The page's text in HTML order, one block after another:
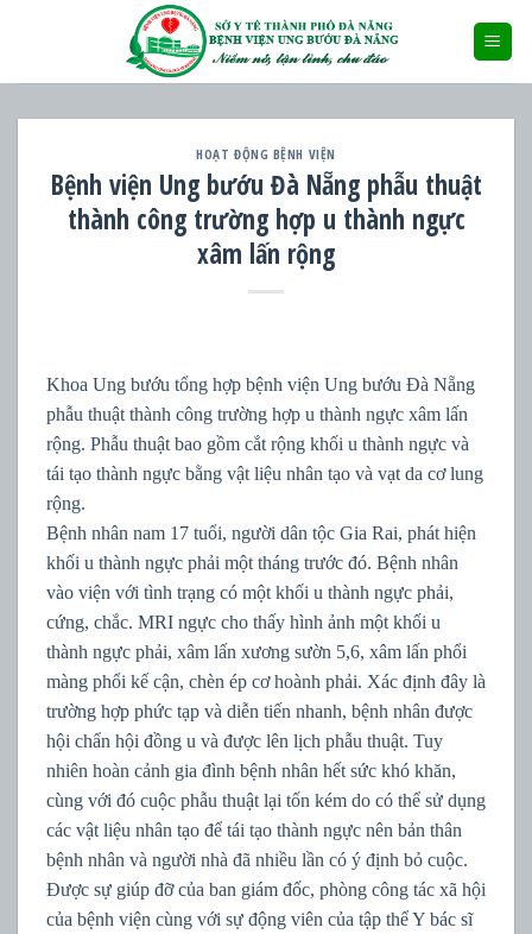
HOẠT ĐỘNG BỆNH VIỆN
Bệnh viện Ung bướu Đà Nẵng phẫu thuật
thành công trường hợp u thành ngực
xâm lấn rộng
Khoa Ung bướu tổng hợp bệnh viện Ung bướu Đà Nẵng
phẫu thuật thành công trường hợp u thành ngực xâm lấn
rộng. Phẫu thuật bao gồm cắt rộng khối u thành ngực và
tái tạo thành ngực bằng vật liệu nhân tạo và vạt da cơ lung
rộng.
Bệnh nhân nam 17 tuổi, người dân tộc Gia Rai, phát hiện
khối u thành ngực phải một tháng trước đó. Bệnh nhân
vào viện với tình trạng có một khối u thành ngực phải,
cứng, chắc. MRI ngực cho thấy hình ảnh một khối u
thành ngực phải, xâm lấn xương sườn 5,6, xâm lấn phổi
màng phổi kế cận, chèn ép cơ hoành phải. Xác định đây là
trường hợp phức tạp và diễn tiến nhanh, bệnh nhân được
hội chẩn hội đồng u và được lên lịch phẫu thuật. Tuy
nhiên hoàn cảnh gia đình bệnh nhân hết sức khó khăn,
cùng với đó cuộc phẫu thuật lại tốn kém do có thể sử dụng
các vật liệu nhân tạo để tái tạo thành ngực nên bản thân
bệnh nhân và người nhà đã nhiều lần có ý định bỏ cuộc.
Được sự giúp đỡ của ban giám đốc, phòng công tác xã hội
của bệnh viện cùng với sự động viên của tập thể Y bác sĩ